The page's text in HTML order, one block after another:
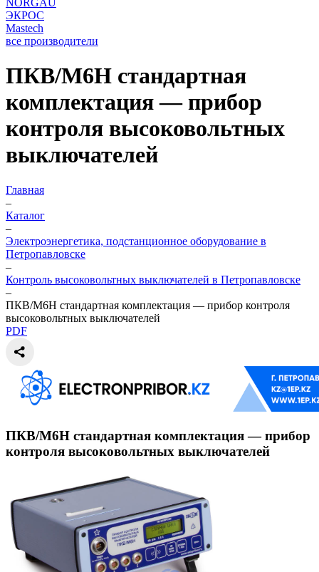
NORGAU
ЭКРОС
Mastech
все производители
ПКВ/М6Н стандартная
комплектация — прибор
контроля высоковольтных
выключателей
Главная
–
Каталог
–
Электроэнергетика, подстанционное оборудование в
Петропавловске
–
Контроль высоковольтных выключателей в Петропавловске
–
ПКВ/М6Н стандартная комплектация — прибор контроля
высоковольтных выключателей
PDF
ПКВ/М6Н стандартная комплектация — прибор
контроля высоковольтных выключателей